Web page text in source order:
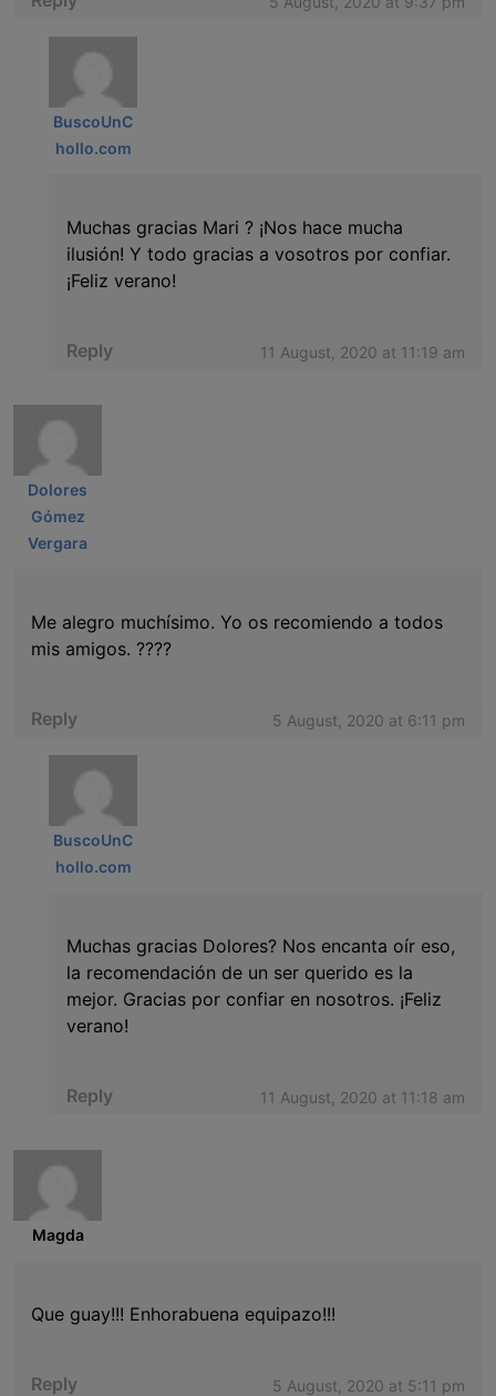
BuscoUnC
hollo.com
11 August, 2020 at 11:19 am
Muchas gracias Mari ? ¡Nos hace mucha
ilusión! Y todo gracias a vosotros por confiar.
¡Feliz verano!
Reply
Dolores
Gómez
Vergara
5 August, 2020 at 6:11 pm
Me alegro muchísimo. Yo os recomiendo a todos
mis amigos. ????
Reply
BuscoUnC
hollo.com
11 August, 2020 at 11:18 am
Muchas gracias Dolores? Nos encanta oír eso,
la recomendación de un ser querido es la
mejor. Gracias por confiar en nosotros. ¡Feliz
verano!
Reply
Magda
5 August, 2020 at 5:11 pm
Que guay!!! Enhorabuena equipazo!!!
Reply